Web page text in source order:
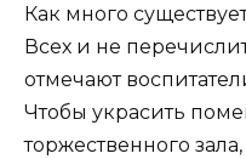
Как много
Всех и не
отмечают
Чтобы украсить
торжественного